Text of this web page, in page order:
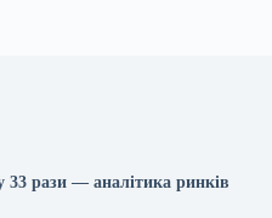
33 рази — аналітика ринків